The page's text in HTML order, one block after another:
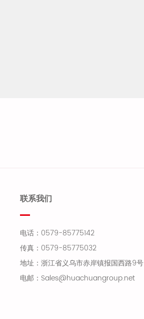
联系我们
电话：0579-85775142
传真：0579-85775032
地址：浙江省义乌市赤岸镇报国西路9号
电邮：Sales@huachuangroup.net